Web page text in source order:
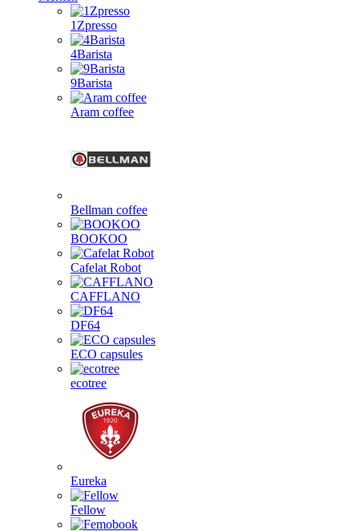
1Zpresso
4Barista
9Barista
Aram coffee
Bellman coffee
BOOKOO
Cafelat Robot
CAFFLANO
DF64
ECO capsules
ecotree
Eureka
Fellow